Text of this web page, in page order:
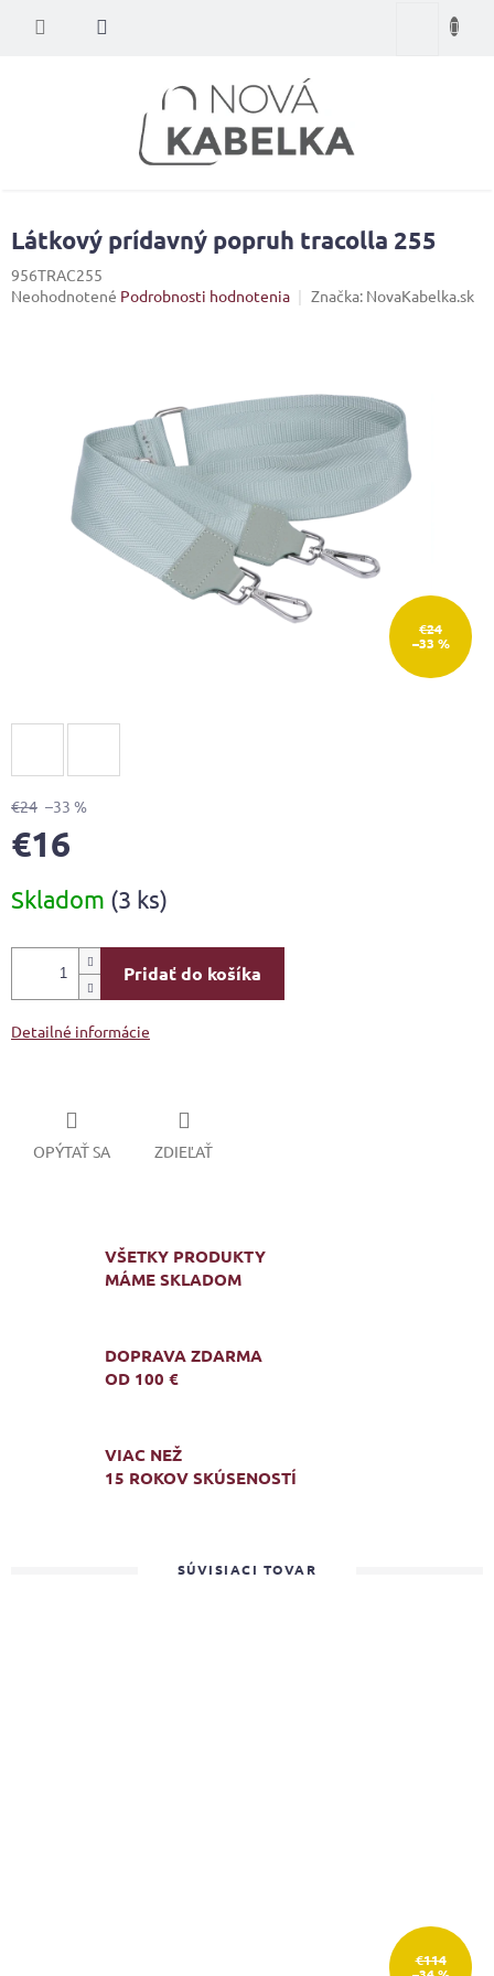
Nákupný
Látkový prídavný popruh tracolla 255
956TRAC255
Priemerné
hviezdičiek.
Neohodnotené Podrobnosti hodnotenia Značka: NovaKabelka.sk
€24
–33 %
€24 –33 %
€16
cena:
Skladom (3 ks)
Pridať do košíka
Detailné informácie
OPÝTAŤ SA ZDIEĽAŤ
VŠETKY PRODUKTY
MÁME SKLADOM
DOPRAVA ZDARMA
OD 100 €
VIAC NEŽ
15 ROKOV SKÚSENOSTÍ
SÚVISIACI TOVAR
€114